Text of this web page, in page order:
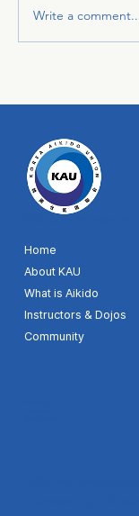
Write a
Home
About KAU
What is Aikido
Instructors & Dojos
Community